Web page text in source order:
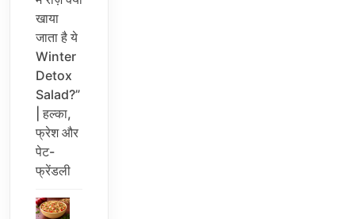
खाया
जाता है ये
Winter
Detox
Salad?”
| हल्का,
फ्रेश और
पेट-
फ्रेंडली